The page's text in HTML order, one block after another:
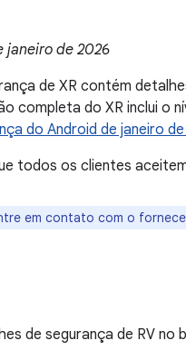
janeiro de 2026
de XR contém
completa do XR inclui
do Android de janeiro
todos os clientes
em contato com o
de segurança de RV no